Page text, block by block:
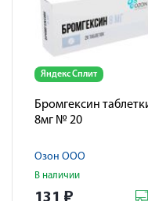
Яндекс Сплит
Бромгексин
8мг № 20
Озон ООО
В наличии
131 ₽